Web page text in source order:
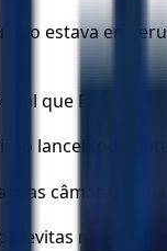
não estava em
mal que Eliasibe
lancei todos
as câmaras; e
levitas não